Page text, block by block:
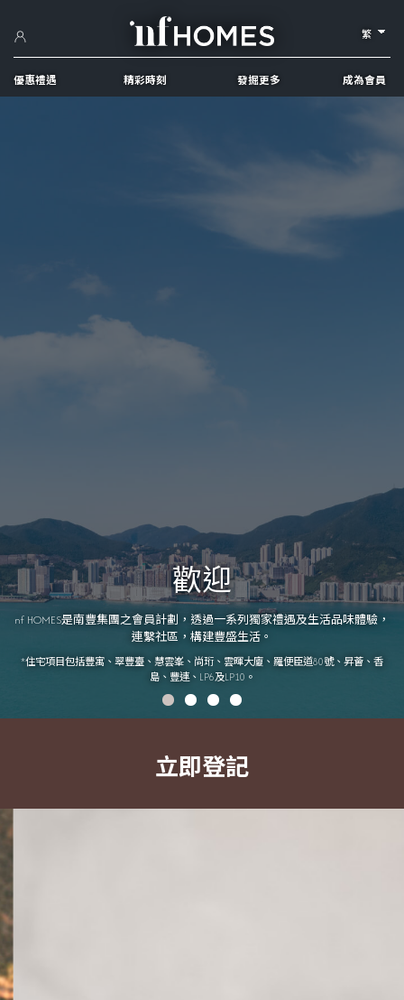
繁
優惠禮遇 精彩時刻 發掘更多 成為會員
歡迎
nf HOMES是南豐集團之會員計劃，透過一系列獨家禮遇及生活品味體驗，
連繫社區，構建豐盛生活。
*住宅項目包括豐寓、翠豐臺、慧雲峯、尚珩、雲暉大廈、羅便臣道80號、昇薈、香
島、豐連、LP6及LP10。
立即登記
立即登記
立即登記
立即登記